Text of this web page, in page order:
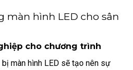
màn hình LED cho sân
cho chương trình
màn hình LED sẽ tạo nên sự